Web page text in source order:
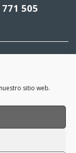
sitio web.
505
al día!
de